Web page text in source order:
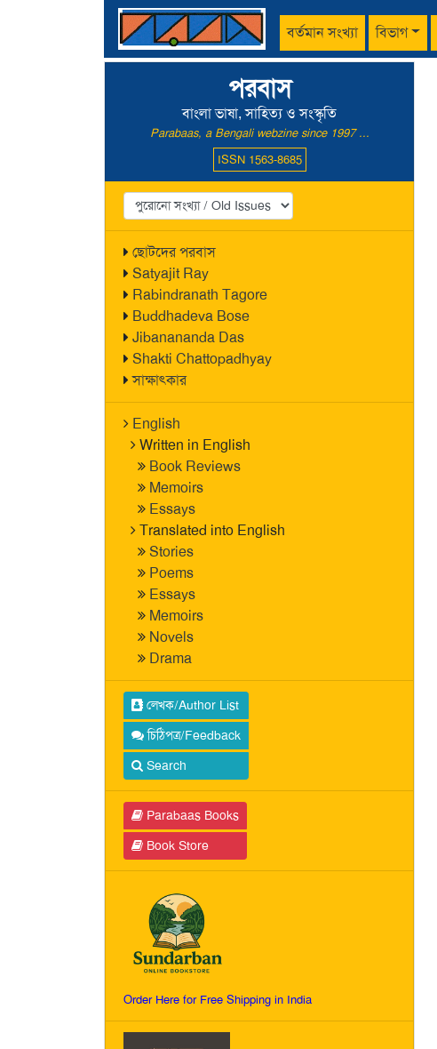
বর্তমান সংখ্যা বিভাগ
পরবাস
বাংলা ভাষা, সাহিত্য ও সংস্কৃতি
Parabaas, a Bengali webzine since 1997 ...
ISSN 1563-8685
ছোটদের পরবাস
Satyajit Ray
Rabindranath Tagore
Buddhadeva Bose
Jibanananda Das
Shakti Chattopadhyay
সাক্ষাৎকার
English
Written in English
Book Reviews
Memoirs
Essays
Translated into English
Stories
Poems
Essays
Memoirs
Novels
Drama
লেখক/Author List
চিঠিপত্র/Feedback
Search
Parabaas Books
Book Store
Order Here for Free Shipping in India